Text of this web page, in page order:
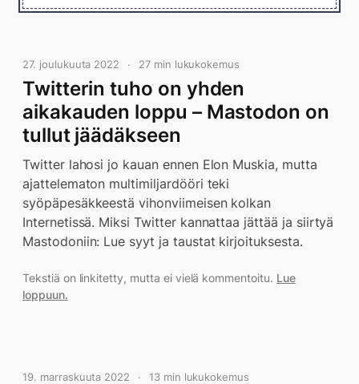
27. joulukuuta 2022 27 min lukukokemus
Twitterin tuho on yhden
aikakauden loppu – Mastodon on
tullut jäädäkseen
Twitter lahosi jo kauan ennen Elon Muskia, mutta
ajattelematon multimiljardööri teki
syöpäpesäkkeestä vihonviimeisen kolkan
Internetissä. Miksi Twitter kannattaa jättää ja siirtyä
Mastodoniin: Lue syyt ja taustat kirjoituksesta.
Tekstiä on linkitetty, mutta ei vielä kommentoitu. Lue
loppuun.
19. marraskuuta 2022 13 min lukukokemus